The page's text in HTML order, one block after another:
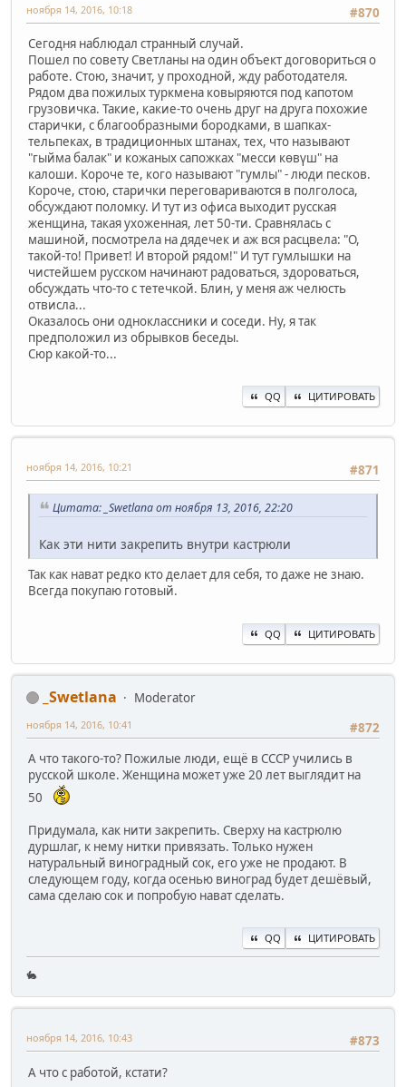
#870
ноября 14, 2016, 10:18
Сегодня наблюдал странный случай.
Пошел по совету Светланы на один объект договориться о
работе. Стою, значит, у проходной, жду работодателя.
Рядом два пожилых туркмена ковыряются под капотом
грузовичка. Такие, какие-то очень друг на друга похожие
старички, с благообразными бородками, в шапках-
тельпеках, в традиционных штанах, тех, что называют
"гыйма балак" и кожаных сапожках "месси көвүш" на
калоши. Короче те, кого называют "гумлы" - люди песков.
Короче, стою, старички переговариваются в полголоса,
обсуждают поломку. И тут из офиса выходит русская
женщина, такая ухоженная, лет 50-ти. Сравнялась с
машиной, посмотрела на дядечек и аж вся расцвела: "О,
такой-то! Привет! И второй рядом!" И тут гумлышки на
чистейшем русском начинают радоваться, здороваться,
обсуждать что-то с тетечкой. Блин, у меня аж челюсть
отвисла...
Оказалось они одноклассники и соседи. Ну, я так
предположил из обрывков беседы.
Сюр какой-то...
QQ ЦИТИРОВАТЬ
#871
ноября 14, 2016, 10:21
Цитата: _Swetlana от ноября 13, 2016, 22:20
Как эти нити закрепить внутри кастрюли
Так как нават редко кто делает для себя, то даже не знаю.
Всегда покупаю готовый.
QQ ЦИТИРОВАТЬ
_Swetlana
Moderator
#872
ноября 14, 2016, 10:41
А что такого-то? Пожилые люди, ещё в СССР учились в
русской школе. Женщина может уже 20 лет выглядит на
50
Придумала, как нити закрепить. Сверху на кастрюлю
дуршлаг, к нему нитки привязать. Только нужен
натуральный виноградный сок, его уже не продают. В
следующем году, когда осенью виноград будет дешёвый,
сама сделаю сок и попробую нават сделать.
QQ ЦИТИРОВАТЬ
🐇
#873
ноября 14, 2016, 10:43
А что с работой, кстати?